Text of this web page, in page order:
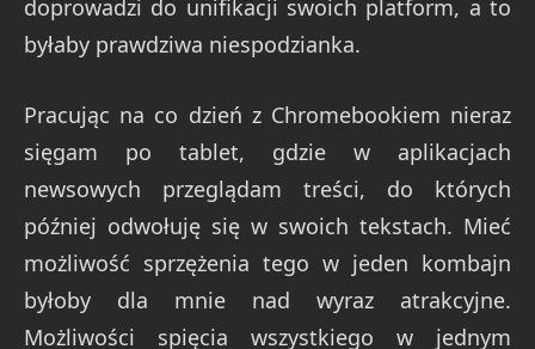
doprowadzi do unifikacji swoich platform, a to
byłaby prawdziwa niespodzianka.
Pracując na co dzień z Chromebookiem nieraz
sięgam po tablet, gdzie w aplikacjach
newsowych przeglądam treści, do których
później odwołuję się w swoich tekstach. Mieć
możliwość sprzężenia tego w jeden kombajn
byłoby dla mnie nad wyraz atrakcyjne.
Możliwości spięcia wszystkiego w jednym